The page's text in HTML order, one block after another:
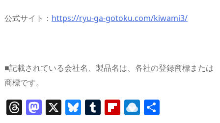
公式サイト： https://ryu-ga-gotoku.com/kiwami3/
■記載されている会社名、製品名は、各社の登録商標または
商標です。
T M X Bl T Fl R